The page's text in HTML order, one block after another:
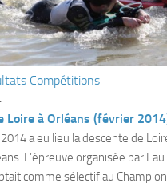
et Biologie Sub
Compétitions
Loire à Orléans (février
a eu lieu la descente de
L’épreuve organisée par
comme sélectif au